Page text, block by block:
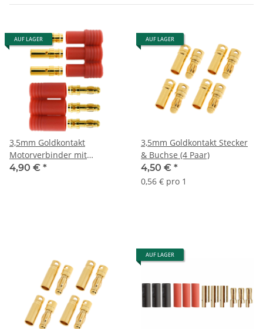
AUF LAGER
3,5mm Goldkontakt
Motorverbinder mit
Gehäuse Set (1 Paar)
4,90 € *
AUF LAGER
3,5mm Goldkontakt Stecker
& Buchse (4 Paar)
4,50 € *
0,56 € pro 1
AUF LAGER